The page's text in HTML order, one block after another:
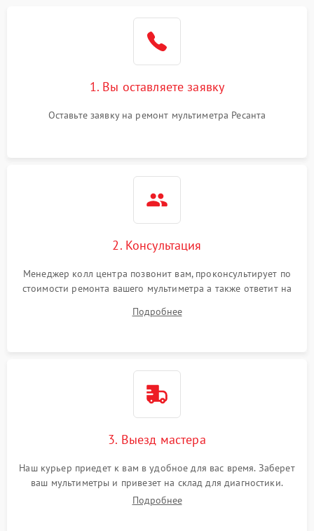
1. Вы оставляете заявку
Оставьте заявку на ремонт мультиметра Ресанта
2. Консультация
Менеджер колл центра позвонит вам, проконсультирует по
стоимости ремонта вашего мультиметра а также ответит на
Подробнее
3. Выезд мастера
Наш курьер приедет к вам в удобное для вас время. Заберет
ваш мультиметры и привезет на склад для диагностики.
Подробнее